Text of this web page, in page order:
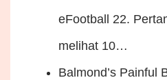
eFootball 22.
melihat 10…
Balmond’s Painful